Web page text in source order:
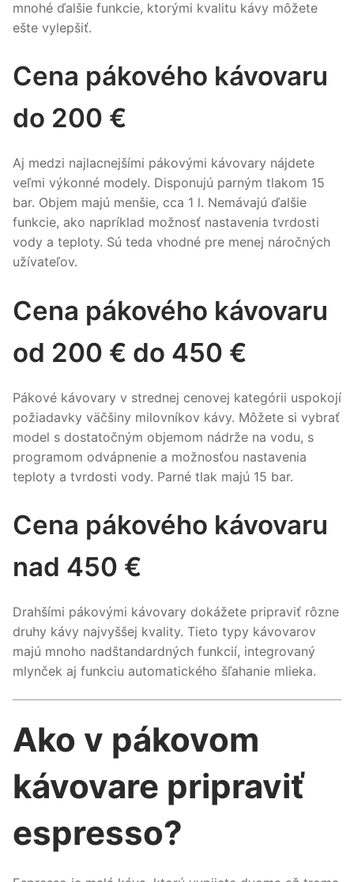
mnohé ďalšie funkcie, ktorými kvalitu kávy môžete
ešte vylepšiť.
Cena pákového kávovaru
do 200 €
Aj medzi najlacnejšími pákovými kávovary nájdete
veľmi výkonné modely. Disponujú parným tlakom 15
bar. Objem majú menšie, cca 1 l. Nemávajú ďalšie
funkcie, ako napríklad možnosť nastavenia tvrdosti
vody a teploty. Sú teda vhodné pre menej náročných
užívateľov.
Cena pákového kávovaru
od 200 € do 450 €
Pákové kávovary v strednej cenovej kategórii uspokojí
požiadavky väčšiny milovníkov kávy. Môžete si vybrať
model s dostatočným objemom nádrže na vodu, s
programom odvápnenie a možnosťou nastavenia
teploty a tvrdosti vody. Parné tlak majú 15 bar.
Cena pákového kávovaru
nad 450 €
Drahšími pákovými kávovary dokážete pripraviť rôzne
druhy kávy najvyššej kvality. Tieto typy kávovarov
majú mnoho nadštandardných funkcií, integrovaný
mlynček aj funkciu automatického šľahanie mlieka.
Ako v pákovom
kávovare pripraviť
espresso?